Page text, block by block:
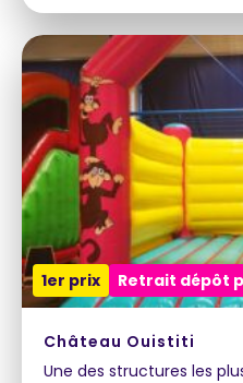
1er prix Retrait dépôt
Château Ouistiti
Une des structures les